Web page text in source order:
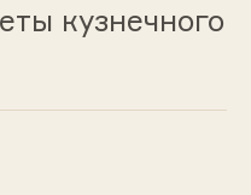
кузнечного